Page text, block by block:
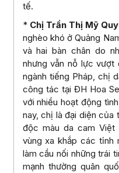
tế.
* Chị Trần Thị Mỹ
nghèo khó ở Quảng
và hai bàn chân do
nhưng vẫn nỗ lực vượt
ngành tiếng Pháp, chị
công tác tại ĐH Hoa
với nhiều hoạt động
nay, chị là đại diện
độc màu da cam Việt
vùng xa khắp các tỉnh
làm cầu nối những trái
mạnh thường quân